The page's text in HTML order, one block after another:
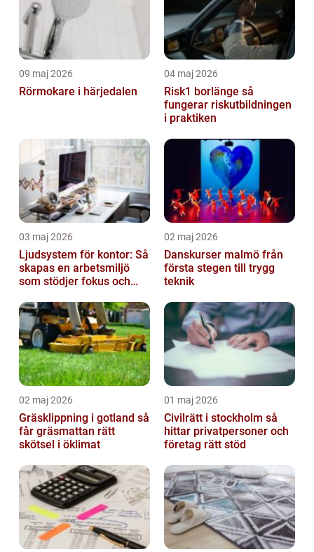
09 maj 2026
Rörmokare i härjedalen
04 maj 2026
Risk1 borlänge så
fungerar riskutbildningen
i praktiken
03 maj 2026
Ljudsystem för kontor: Så
skapas en arbetsmiljö
som stödjer fokus och
02 maj 2026
Danskurser malmö från
första stegen till trygg
teknik
02 maj 2026
Gräsklippning i gotland så
får gräsmattan rätt
skötsel i öklimat
01 maj 2026
Civilrätt i stockholm så
hittar privatpersoner och
företag rätt stöd